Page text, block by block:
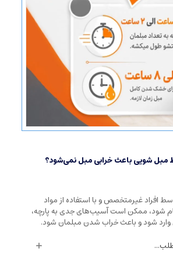
شویی باعث خرابی مبل نمی‌شود؟
افراد غیرمتخصص و با استفاده از مواد
شود، ممکن است آسیب‌های جدی به پارچه،
وارد شود و باعث خراب شدن مبلمان شود.